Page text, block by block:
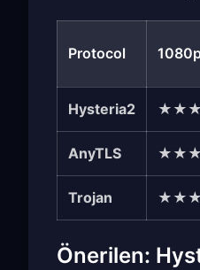
Protocol
Hysteria2
AnyTLS
Trojan
Önerilen: